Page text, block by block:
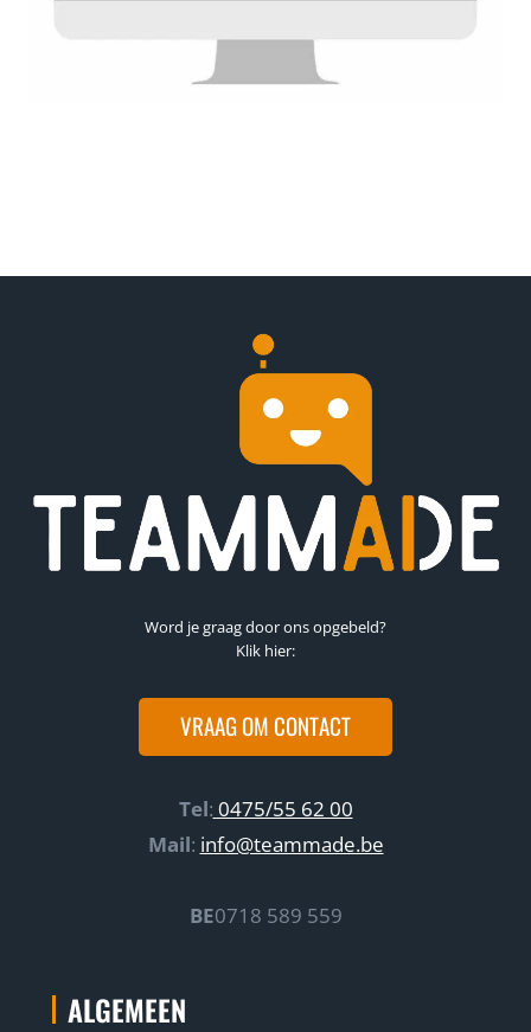
Word je graag door ons opgebeld?
Klik hier:
VRAAG OM CONTACT
Tel: 0475/55 62 00
Mail: info@teammade.be
BE0718 589 559
ALGEMEEN